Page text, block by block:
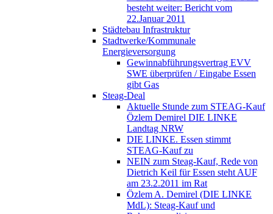
besteht weiter: Bericht vom
22.Januar 2011
Städtebau Infrastruktur
Stadtwerke/Kommunale
Energieversorgung
Gewinnabführungsvertrag EVV
SWE überprüfen / Eingabe Essen
gibt Gas
Steag-Deal
Aktuelle Stunde zum STEAG-Kauf
Özlem Demirel DIE LINKE
Landtag NRW
DIE LINKE. Essen stimmt
STEAG-Kauf zu
NEIN zum Steag-Kauf, Rede von
Dietrich Keil für Essen steht AUF
am 23.2.2011 im Rat
Özlem A. Demirel (DIE LINKE
MdL): Steag-Kauf und